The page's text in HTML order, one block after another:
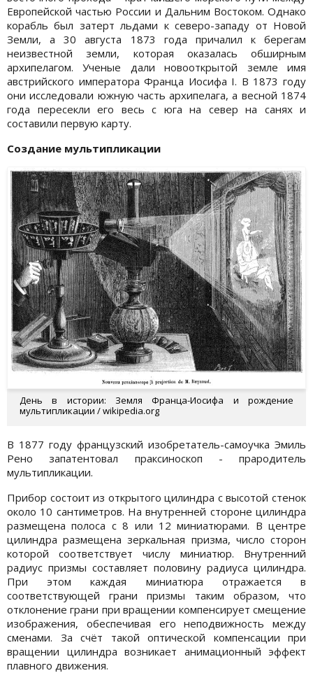
Европейской частью России и Дальним Востоком. Однако
корабль был затерт льдами к северо-западу от Новой
Земли, а 30 августа 1873 года причалил к берегам
неизвестной земли, которая оказалась обширным
архипелагом. Ученые дали новооткрытой земле имя
австрийского императора Франца Иосифа I. В 1873 году
они исследовали южную часть архипелага, а весной 1874
года пересекли его весь с юга на север на санях и
составили первую карту.
Создание мультипликации
День в истории: Земля Франца-Иосифа и рождение
мультипликации / wikipedia.org
В 1877 году французский изобретатель-самоучка Эмиль
Рено запатентовал праксиноскоп - прародитель
мультипликации.
Прибор состоит из открытого цилиндра с высотой стенок
около 10 сантиметров. На внутренней стороне цилиндра
размещена полоса с 8 или 12 миниатюрами. В центре
цилиндра размещена зеркальная призма, число сторон
которой соответствует числу миниатюр. Внутренний
радиус призмы составляет половину радиуса цилиндра.
При этом каждая миниатюра отражается в
соответствующей грани призмы таким образом, что
отклонение грани при вращении компенсирует смещение
изображения, обеспечивая его неподвижность между
сменами. За счёт такой оптической компенсации при
вращении цилиндра возникает анимационный эффект
плавного движения.